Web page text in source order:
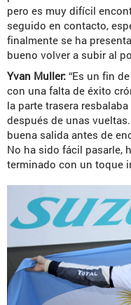
pero es muy difícil
seguido en contacto,
finalmente se ha
bueno volver a subir al
Yvan Muller: “Es un fin
con una falta de éxito
la parte trasera
después de unas
buena salida antes de
No ha sido fácil pasarle,
terminado con un toque